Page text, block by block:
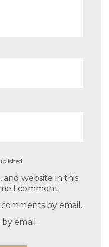
and website in this
I comment.
by email.
email.